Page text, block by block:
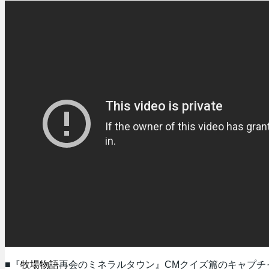
■『牧場物語再会のミネラルタウン』CMクイズ篇のキャプチ